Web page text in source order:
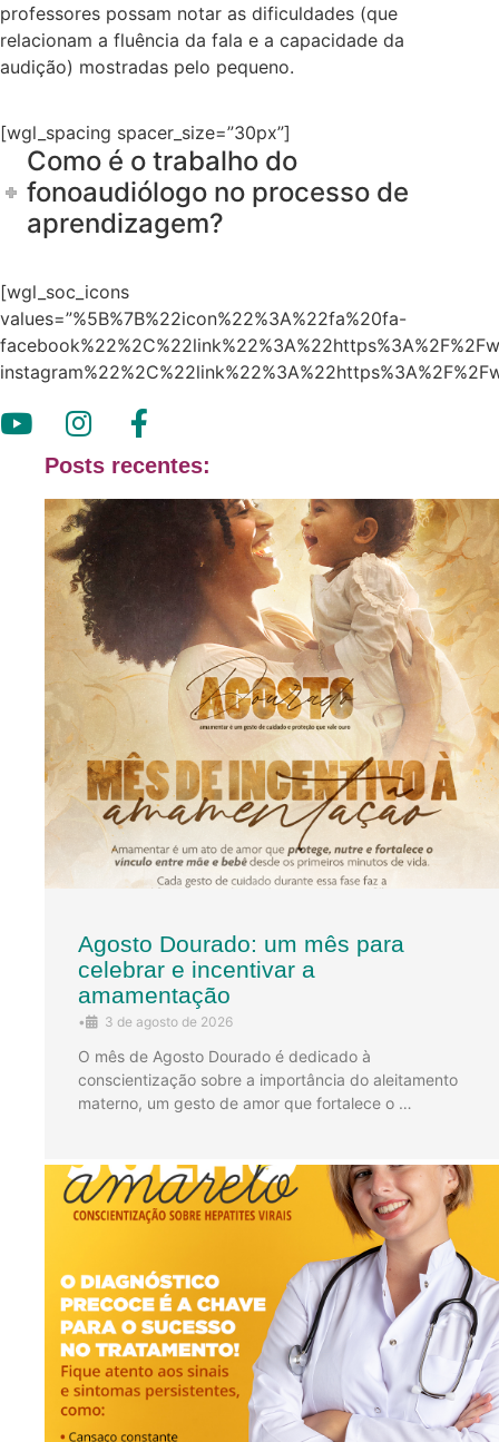
professores possam notar as dificuldades (que
relacionam a fluência da fala e a capacidade da
audição) mostradas pelo pequeno.
[wgl_spacing spacer_size=”30px”]
Como é o trabalho do
fonoaudiólogo no processo de
aprendizagem?
[wgl_soc_icons
values=”%5B%7B%22icon%22%3A%22fa%20fa-
Posts recentes:
Agosto Dourado: um mês para
celebrar e incentivar a
amamentação
• 3 de agosto de 2026
O mês de Agosto Dourado é dedicado à
conscientização sobre a importância do aleitamento
materno, um gesto de amor que fortalece o …